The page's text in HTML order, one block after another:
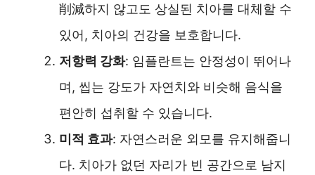
削減하지 않고도 상실된 치아를 대체할 수
있어, 치아의 건강을 보호합니다.
저항력 강화: 임플란트는 안정성이 뛰어나
며, 씹는 강도가 자연치와 비슷해 음식을
편안히 섭취할 수 있습니다.
미적 효과: 자연스러운 외모를 유지해줍니
다. 치아가 없던 자리가 빈 공간으로 남지